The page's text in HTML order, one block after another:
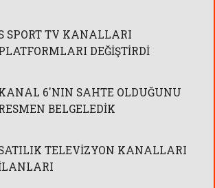
SPORT TV KANALLARI
DEĞİŞTİRDİ
6'NIN SAHTE OLDUĞUNU
BELGELEDİK
TELEVİZYON KANALLARI